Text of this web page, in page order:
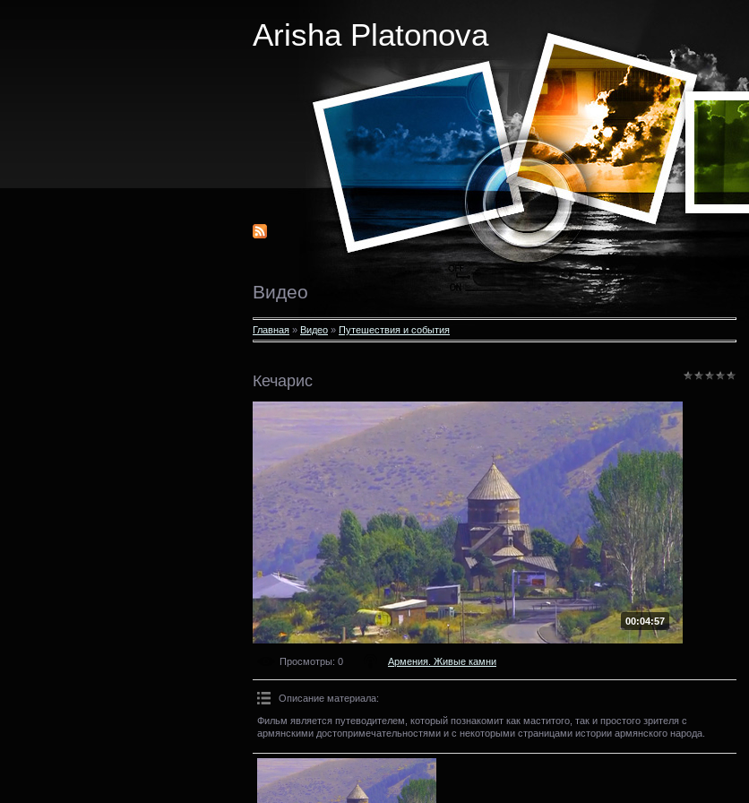
Arisha Platonova
Видео
Главная » Видео » Путешествия и события
Кечарис
00:04:57
Просмотры: 0 Армения. Живые камни
Описание материала:
Фильм является путеводителем, который познакомит как маститого, так и простого зрителя с
армянскими достопримечательностями и с некоторыми страницами истории армянского народа.